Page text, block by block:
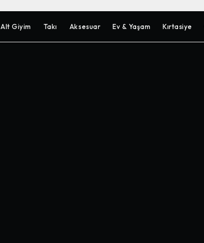
Alt Giyim Takı Aksesuar Ev & Yaşam Kırtasiye